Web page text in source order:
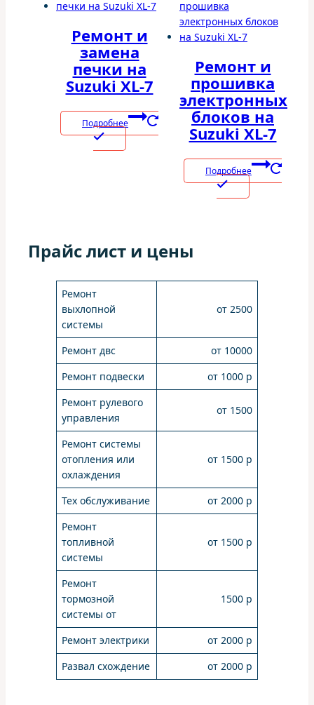
Ремонт и
замена
печки на
Suzuki XL-7
Подробнее
Ремонт и
прошивка
электронных
блоков на
Suzuki XL-7
Подробнее
Прайс лист и цены
Ремонт
выхлопной
системы
от 2500
Ремонт двс
от 10000
Ремонт подвески
от 1000 р
Ремонт рулевого
управления
от 1500
Ремонт системы
отопления или
охлаждения
от 1500 р
Тех обслуживание
от 2000 р
Ремонт
топливной
системы
от 1500 р
Ремонт
тормозной
системы от
1500 р
Ремонт электрики
от 2000 р
Развал схождение
от 2000 р